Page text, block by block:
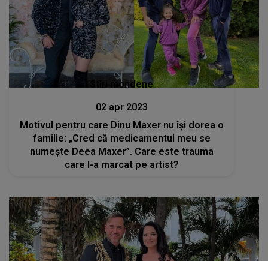
Stiri mondene
02 apr 2023
Motivul pentru care Dinu Maxer nu își dorea o
familie: „Cred că medicamentul meu se
numește Deea Maxer”. Care este trauma
care l-a marcat pe artist?